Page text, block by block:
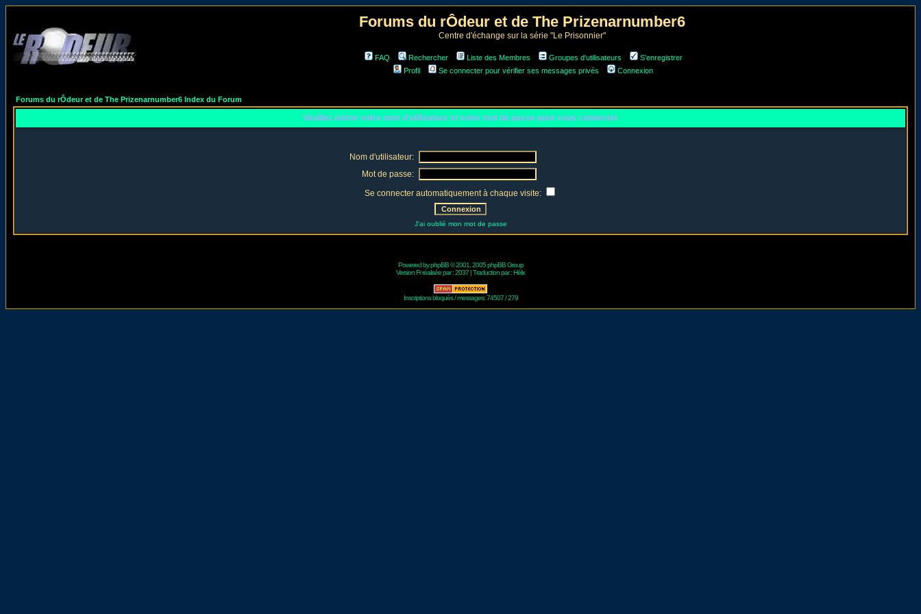
Forums du rÔdeur et de The Prizenarnumber6
Centre d'échange sur la série "Le Prisonnier"
FAQ Rechercher Liste des Membres Groupes d'utilisateurs
S'enregistrer
Profil
Se connecter pour vérifier ses messages privés Connexion
Forums du rÔdeur et de The Prizenarnumber6 Index du Forum
Veuillez entrer votre nom d'utilisateur et votre mot de passe pour vous connecter
Nom d'utilisateur:
Mot de passe:
Se connecter automatiquement à chaque visite:
J'ai oublié mon mot de passe
Powered byphpBB© 2001, 2005 phpBB Group
Version Fr réalisée par :2037 | Traduction par :Hélix
Inscriptions bloqués / messages: 74507 / 279